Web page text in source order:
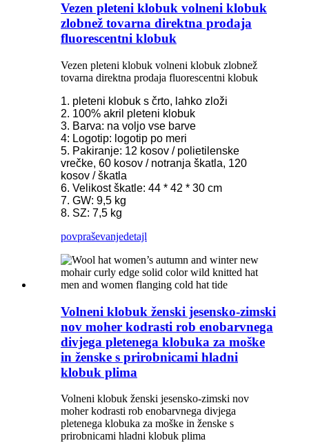
Vezen pleteni klobuk volneni klobuk
zlobnež tovarna direktna prodaja
fluorescentni klobuk
Vezen pleteni klobuk volneni klobuk zlobnež
tovarna direktna prodaja fluorescentni klobuk
1. pleteni klobuk s črto, lahko zloži
2. 100% akril pleteni klobuk
3. Barva: na voljo vse barve
4: Logotip: logotip po meri
5. Pakiranje: 12 kosov / polietilenske
vrečke, 60 kosov / notranja škatla, 120
kosov / škatla
6. Velikost škatle: 44 * 42 * 30 cm
7. GW: 9,5 kg
8. SZ: 7,5 kg
povpraševanjedetajl
Volneni klobuk ženski jesensko-zimski
nov moher kodrasti rob enobarvnega
divjega pletenega klobuka za moške
in ženske s prirobnicami hladni
klobuk plima
Volneni klobuk ženski jesensko-zimski nov
moher kodrasti rob enobarvnega divjega
pletenega klobuka za moške in ženske s
prirobnicami hladni klobuk plima